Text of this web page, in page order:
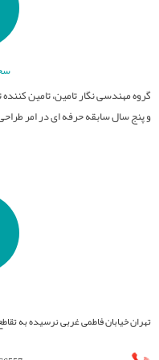
گروه مهندسی نگار تامین، تامین
و پنج سال سابقه حرفه ای در امر
تهران خیابان فاطمی غربی نرسیده به تقاطع کارگر